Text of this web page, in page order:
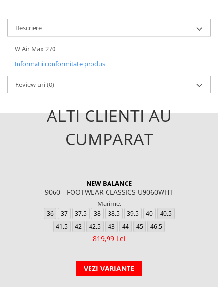
Descriere
W Air Max 270
Informatii conformitate produs
Review-uri(0)
ALTI CLIENTI AU
CUMPARAT
NEW BALANCE
9060 - FOOTWEAR CLASSICS U9060WHT
Marime:
36 37 37.5 38 38.5 39.5 40
40.5
41.5
42 42.5 43 44 45 46.5
819,99 Lei
VEZI VARIANTE